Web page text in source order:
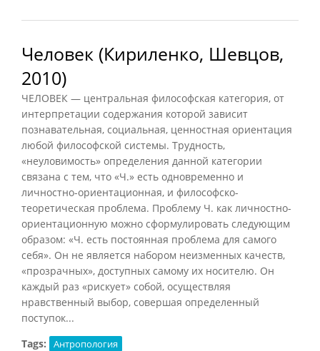
Человек (Кириленко, Шевцов,
2010)
ЧЕЛОВЕК — центральная философская категория, от
интерпретации содержания которой зависит
познавательная, социальная, ценностная ориентация
любой философской системы. Трудность,
«неуловимость» определения данной категории
связана с тем, что «Ч.» есть одновременно и
личностно-ориентационная, и философско-
теоретическая проблема. Проблему Ч. как личностно-
ориентационную можно сформулировать следующим
образом: «Ч. есть постоянная проблема для самого
себя». Он не является набором неизменных качеств,
«прозрачных», доступных самому их носителю. Он
каждый раз «рискует» собой, осуществляя
нравственный выбор, совершая определенный
поступок...
Tags:
Антропология